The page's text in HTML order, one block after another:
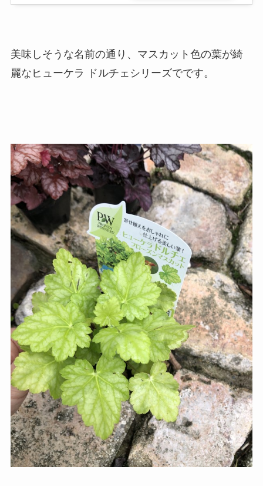
美味しそうな名前の通り、マスカット色の葉が綺
麗なヒューケラ ドルチェシリーズでです。